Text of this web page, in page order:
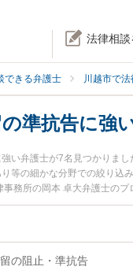
法律相談
できる弁護士 川越市で
準抗告に強
い弁護士が7名見つかりま
等の細かな分野での絞り込
務所の岡本 卓大弁護士の
談したい』『逮捕・勾留
たい』などでお困りの相談
の阻止・準抗告